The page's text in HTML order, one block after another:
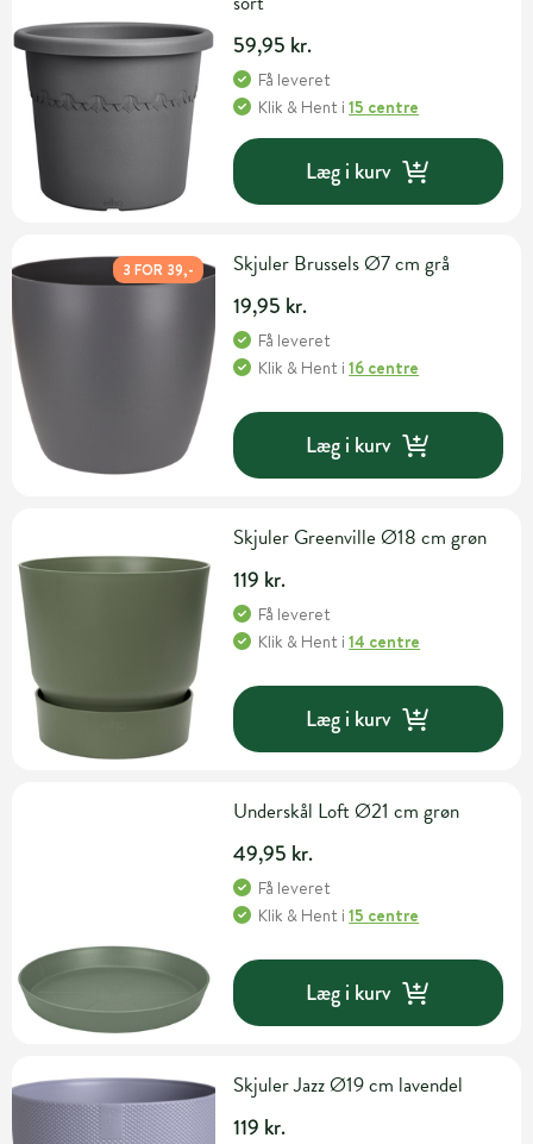
59,95 kr.
Få leveret
Klik & Hent i15 centre
Læg i kurv
3 FOR 39,- Skjuler Brussels Ø7 cm grå
19,95 kr.
Få leveret
Klik & Hent i16 centre
Læg i kurv
Skjuler Greenville Ø18 cm grøn
119 kr.
Få leveret
Klik & Hent i14 centre
Læg i kurv
Underskål Loft Ø21 cm grøn
49,95 kr.
Få leveret
Klik & Hent i15 centre
Læg i kurv
Skjuler Jazz Ø19 cm lavendel
119 kr.